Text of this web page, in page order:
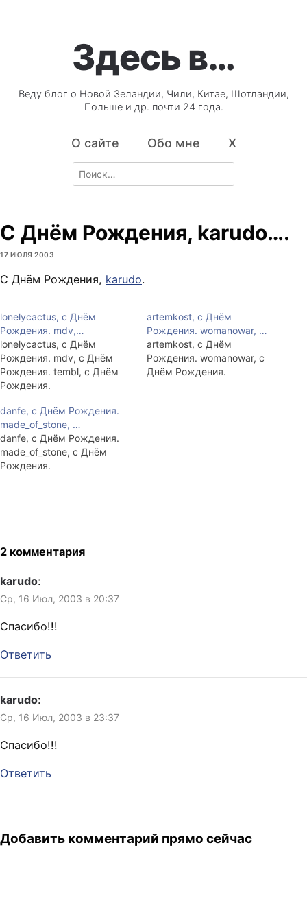
Здесь в…
Веду блог о Новой Зеландии, Чили, Китае, Шотландии,
Польше и др. почти 24 года.
О сайте Обо мне X
Search
for:
С Днём Рождения, karudo….
17 ИЮЛЯ 2003
С Днём Рождения, karudo.
lonelycactus, с Днём
Рождения. mdv,…
lonelycactus, с Днём
Рождения. mdv, с Днём
Рождения. tembl, с Днём
Рождения.
artemkost, с Днём
Рождения. womanowar, …
artemkost, с Днём
Рождения. womanowar, с
Днём Рождения.
danfe, с Днём Рождения.
made_of_stone, …
danfe, с Днём Рождения.
made_of_stone, с Днём
Рождения.
2 комментария
karudo:
Ср, 16 Июл, 2003 в 20:37
Спасибо!!!
Ответить
karudo:
Ср, 16 Июл, 2003 в 23:37
Спасибо!!!
Ответить
Добавить комментарий прямо сейчас